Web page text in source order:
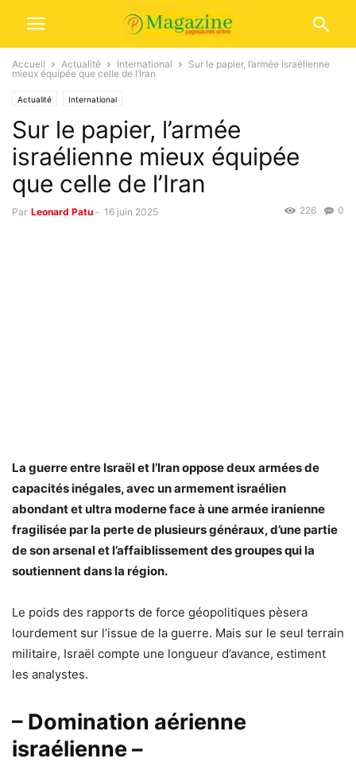
Accueil Actualité International
Sur le papier, l’armée israélienne
mieux équipée que celle de l’Iran
Actualité International
Sur le papier, l’armée
israélienne mieux équipée
que celle de l’Iran
Par Leonard Patu - 16 juin 2025 0
226
La guerre entre Israël et l’Iran oppose deux armées de
capacités inégales, avec un armement israélien
abondant et ultra moderne face à une armée iranienne
fragilisée par la perte de plusieurs généraux, d’une partie
de son arsenal et l’affaiblissement des groupes qui la
soutiennent dans la région.
Le poids des rapports de force géopolitiques pèsera
lourdement sur l’issue de la guerre. Mais sur le seul terrain
militaire, Israël compte une longueur d’avance, estiment
les analystes.
– Domination aérienne
israélienne –